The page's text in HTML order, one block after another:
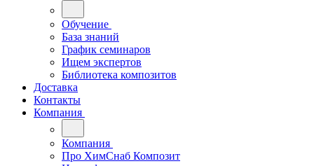
Обучение
База знаний
График семинаров
Ищем экспертов
Библиотека композитов
Доставка
Контакты
Компания
Компания
Про ХимСнаб Композит